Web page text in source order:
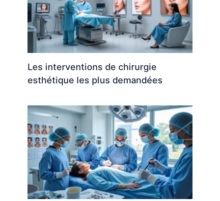
Les interventions de chirurgie
esthétique les plus demandées